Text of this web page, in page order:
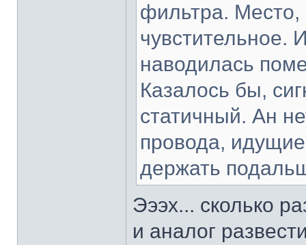
фильтра. Место,
чувстительное.
наводилась
Казалось бы,
статичный. Ан
провода,
держать
Эээх... сколько
и аналог